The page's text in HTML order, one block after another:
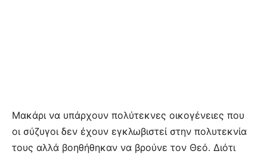
Μακάρι να υπάρχουν πολύτεκνες οικογένειες που
οι σύζυγοι δεν έχουν εγκλωβιστεί στην πολυτεκνία
τους αλλά βοηθήθηκαν να βρούνε τον Θεό. Διότι